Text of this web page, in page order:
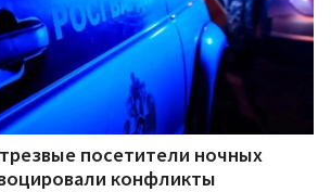
посетители ночных
конфликты